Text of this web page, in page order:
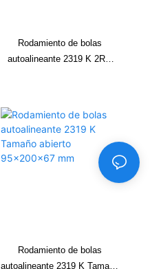
Rodamiento de bolas
autoalineante 2319 K 2RS
Rodamiento de bolas
autoalineante 2319 K Tamaño